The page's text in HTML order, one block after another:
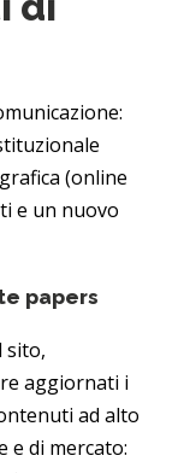
(online
e un nuovo
papers
sito,
aggiornati i
ad alto
e di mercato: